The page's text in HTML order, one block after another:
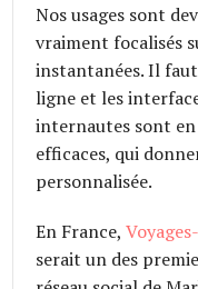
Nos usages sont
vraiment focalisés
instantanées. Il
ligne et les
internautes sont
efficaces, qui
personnalisée.
En France,
serait un des